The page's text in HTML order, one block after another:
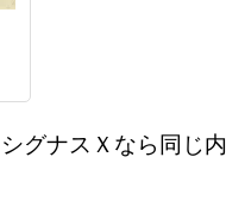
グナスＸなら同じ内